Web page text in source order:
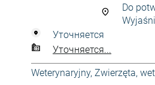
Do
Уточняется
Уточняется...
Weterynaryjny, Zwierzęta,